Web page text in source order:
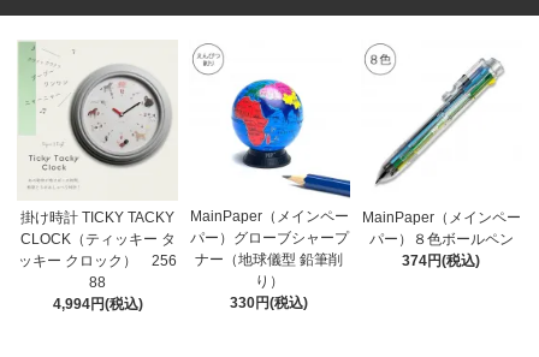
掛け時計 TICKY TACKY
CLOCK（ティッキー タ
ッキー クロック） 256
88
4,994円(税込)
MainPaper（メインペー
パー）グローブシャープ
ナー（地球儀型 鉛筆削
り）
330円(税込)
MainPaper（メインペー
パー）８色ボールペン
374円(税込)